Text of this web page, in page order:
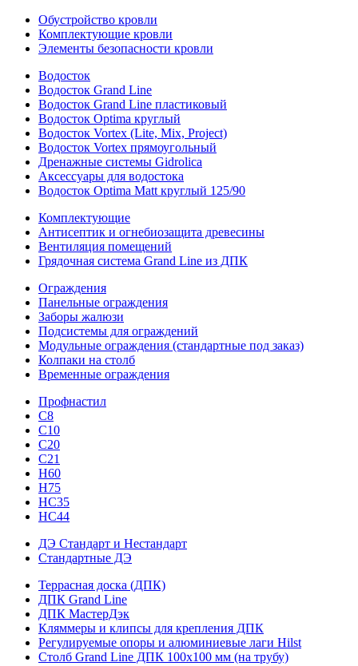
Обустройство кровли
Комплектующие кровли
Элементы безопасности кровли
Водосток
Водосток Grand Line
Водосток Grand Line пластиковый
Водосток Optima круглый
Водосток Vortex (Lite, Mix, Project)
Водосток Vortex прямоугольный
Дренажные системы Gidrolica
Аксессуары для водостока
Водосток Optima Matt круглый 125/90
Комплектующие
Антисептик и огнебиозащита древесины
Вентиляция помещений
Грядочная система Grand Line из ДПК
Ограждения
Панельные ограждения
Заборы жалюзи
Подсистемы для ограждений
Модульные ограждения (стандартные под заказ)
Колпаки на столб
Временные ограждения
Профнастил
С8
С10
С20
С21
H60
H75
HС35
НС44
ДЭ Стандарт и Нестандарт
Стандартные ДЭ
Террасная доска (ДПК)
ДПК Grand Line
ДПК МастерДэк
Кляммеры и клипсы для крепления ДПК
Регулируемые опоры и алюминиевые лаги Hilst
Столб Grand Line ДПК 100х100 мм (на трубу)